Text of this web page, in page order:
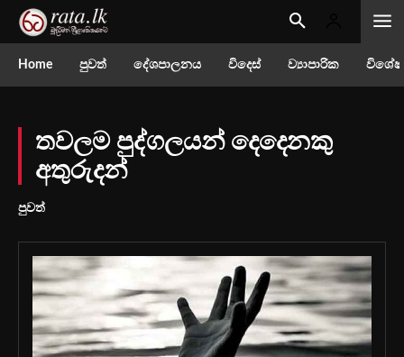
Home පුවත් දේශපාලනය විදෙස් ව්‍යාපාරික
තවලම පුද්ගලයන් දෙදෙනකු
අතුරුදන්
පුවත්